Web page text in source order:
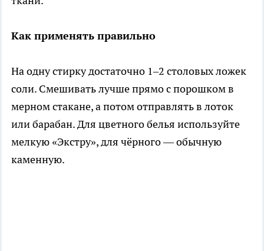
Как применять правильно
На одну стирку достаточно 1–2 столовых ложек
соли. Смешивать лучше прямо с порошком в
мерном стакане, а потом отправлять в лоток
или барабан. Для цветного белья используйте
мелкую «Экстру», для чёрного — обычную
каменную.